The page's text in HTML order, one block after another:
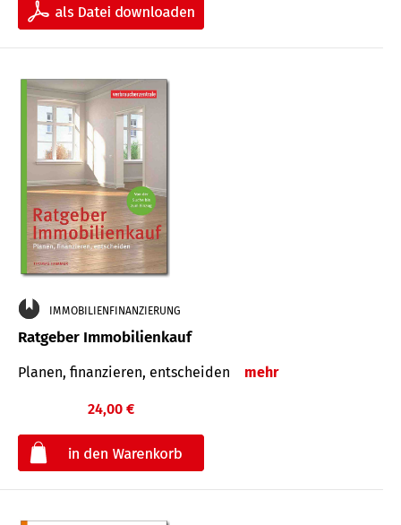
IMMOBILIENFINANZIERUNG
Ratgeber Immobilienkauf
Planen, finanzieren, entscheiden mehr
24,00 €